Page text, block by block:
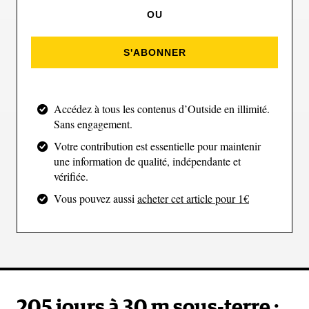
Le groupe au 14 mars 2021 (Deep Time)
Ils puisent leur eau à 90 m de
profondeur
assurer la sécurité des cobayes - tous des bénévoles -
directeur des opérations. Lui et son équipe veillent à
protéger l’accès au site, mais aussi - et surtout - à
OU
S'ABONNER
Accédez à tous les contenus d’Outside en illimité.
Sans engagement.
Votre contribution est essentielle pour maintenir
une information de qualité, indépendante et
vérifiée.
Vous pouvez aussi acheter cet article pour 1€